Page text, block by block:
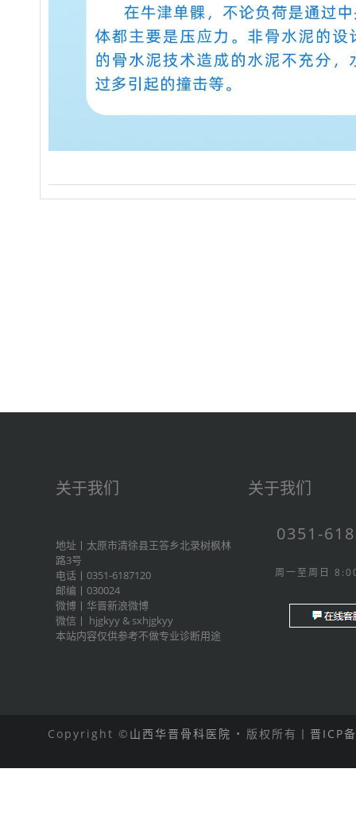
关于我们
地址丨太原市清徐县王答乡北录树枫林
路3号
电话丨0351-6187120
邮编丨030024
微博丨 华晋新浪微博
微信丨 hjgkyy & sxhjgkyy
本站内容仅供参考不做专业诊断用途
关于我们
0351-
周一至周日
Copyright © 山西华晋骨科医院 • 版权所有丨 晋ICP